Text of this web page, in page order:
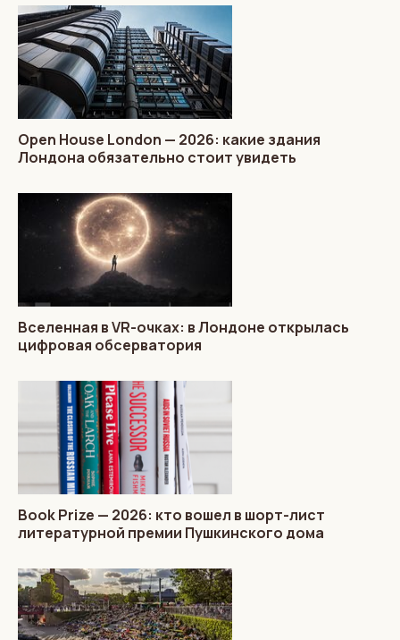
Open House London — 2026: какие здания
Лондона обязательно стоит увидеть
Вселенная в VR-очках: в Лондоне открылась
цифровая обсерватория
Book Prize — 2026: кто вошел в шорт-лист
литературной премии Пушкинского дома